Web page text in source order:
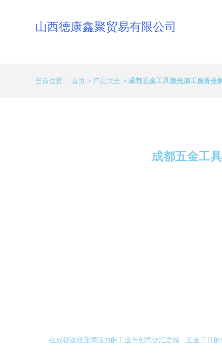
山西德康鑫聚贸易有限公司
当前位置： 首页 > 产品大全 > 成都五金工具激光加工服务全
成都五金工
在成都这座充满活力的工业与创意交汇之城，五金工具